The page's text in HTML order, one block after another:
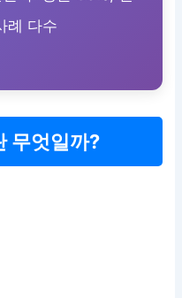
례 다수
무엇일까?